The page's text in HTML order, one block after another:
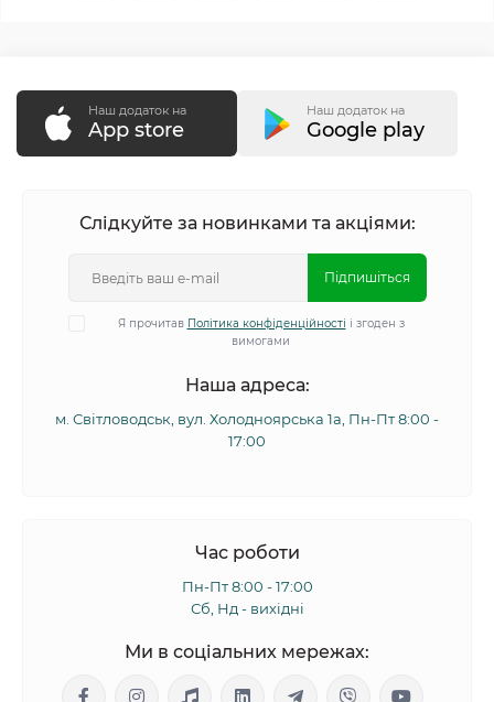
Наш додаток на
App store
Наш додаток на
Google play
Слідкуйте за новинками та акціями:
Підпишіться
Я прочитав Політика конфіденційності і згоден з
вимогами
Наша адреса:
м. Світловодськ, вул. Холодноярська 1а, Пн-Пт 8:00 -
17:00
Час роботи
Пн-Пт 8:00 - 17:00
Сб, Нд - вихідні
Ми в соціальних мережах: